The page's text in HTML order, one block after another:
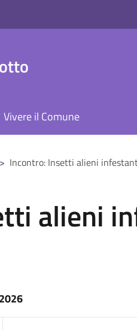
Vivere il Comune
> Incontro: Insetti alieni
alieni